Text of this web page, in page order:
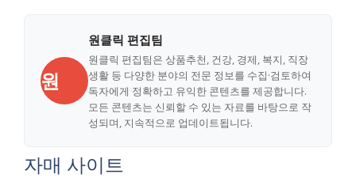
원
원클릭 편집팀
원클릭 편집팀은 상품추천, 건강, 경제, 복지, 직장
생활 등 다양한 분야의 전문 정보를 수집·검토하여
독자에게 정확하고 유익한 콘텐츠를 제공합니다.
모든 콘텐츠는 신뢰할 수 있는 자료를 바탕으로 작
성되며, 지속적으로 업데이트됩니다.
자매 사이트